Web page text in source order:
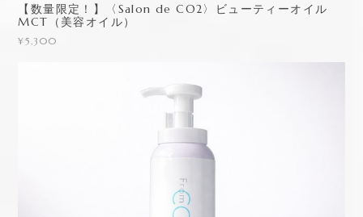
【数量限定！】〈Salon de CO2〉ビューティーオイル
MCT（美容オイル）
¥5,300